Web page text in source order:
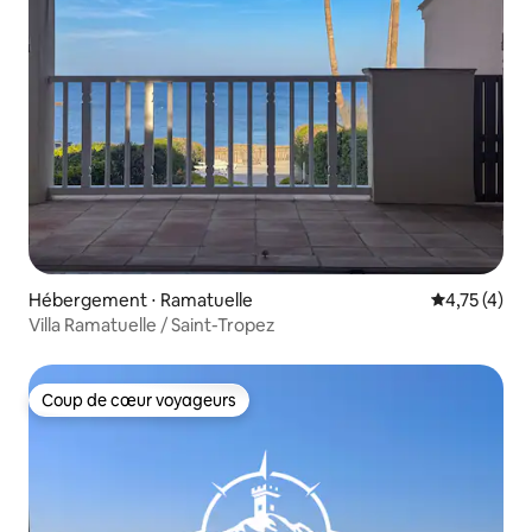
Hébergement ⋅ Ramatuelle Évaluation
4,75 (4)
Villa Ramatuelle / Saint-Tropez
Coup de cœur voyageurs
Coup de cœur voyageurs